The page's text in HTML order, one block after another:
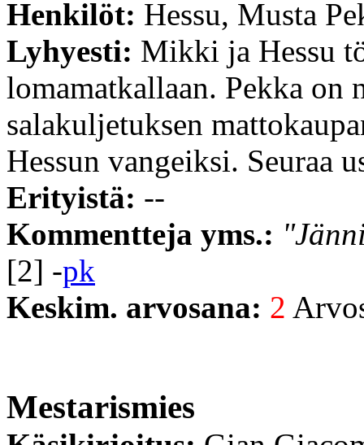
Henkilöt: Hessu, Musta
Lyhyesti: Mikki ja Hessu
lomamatkallaan. Pekka on
salakuljetuksen
Hessun vangeiksi. Seuraa
Erityistä: --
Kommentteja yms.:
[2] -pk
Keskim. arvosana: 2
Mestarismies